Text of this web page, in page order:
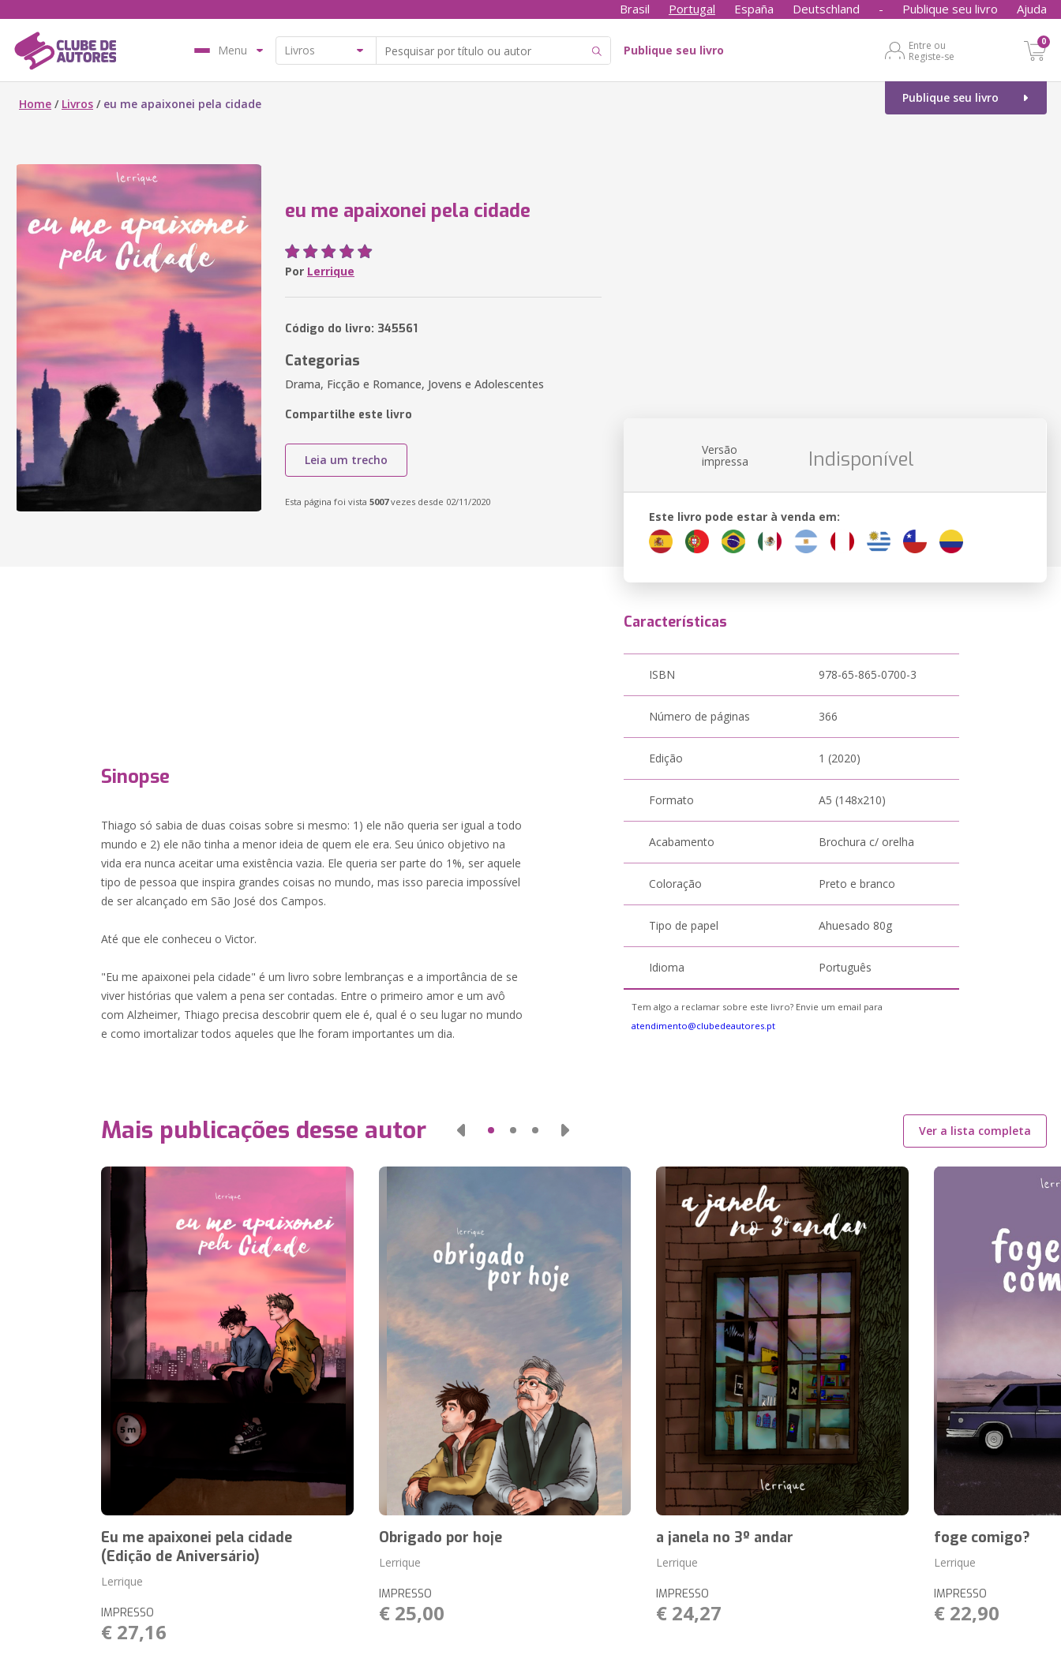
Brasil Portugal España Deutschland - Publique seu livro Ajuda
Menu Publique seu livro
Entre ou
Registe-se
0
Publique seu livro
Home / Livros / eu me apaixonei pela cidade
eu me apaixonei pela cidade
Por Lerrique
Código do livro: 345561
Categorias
Drama, Ficção e Romance, Jovens e Adolescentes
Compartilhe este livro
Leia um trecho
Esta página foi vista 5007vezes desde 02/11/2020
Versão
impressa Indisponível
Este livro pode estar à venda em:
Sinopse
Thiago só sabia de duas coisas sobre si mesmo: 1) ele não queria ser igual a todo
mundo e 2) ele não tinha a menor ideia de quem ele era. Seu único objetivo na
vida era nunca aceitar uma existência vazia. Ele queria ser parte do 1%, ser aquele
tipo de pessoa que inspira grandes coisas no mundo, mas isso parecia impossível
de ser alcançado em São José dos Campos.
Até que ele conheceu o Victor.
"Eu me apaixonei pela cidade" é um livro sobre lembranças e a importância de se
viver histórias que valem a pena ser contadas. Entre o primeiro amor e um avô
com Alzheimer, Thiago precisa descobrir quem ele é, qual é o seu lugar no mundo
e como imortalizar todos aqueles que lhe foram importantes um dia.
Características
ISBN 978-65-865-0700-3
Número de páginas 366
Edição 1 (2020)
Formato A5 (148x210)
Acabamento Brochura c/ orelha
Coloração Preto e branco
Tipo de papel Ahuesado 80g
Idioma Português
Tem algo a reclamar sobre este livro? Envie um email para
atendimento@clubedeautores.pt
Mais publicações desse autor Ver a lista completa
Eu me apaixonei pela cidade
(Edição de Aniversário)
Lerrique
IMPRESSO
€ 27,16
Obrigado por hoje
Lerrique
IMPRESSO
€ 25,00
a janela no 3º andar
Lerrique
IMPRESSO
€ 24,27
foge comigo?
Lerrique
IMPRESSO
€ 22,90